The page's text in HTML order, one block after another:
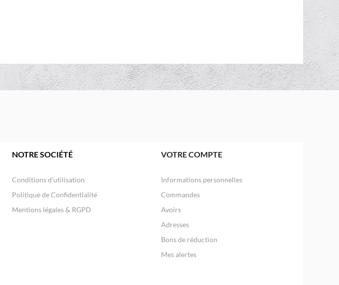
NOTRE SOCIÉTÉ
Conditions d'utilisation
Politique de Confidentialité
Mentions légales & RGPD
VOTRE COMPTE
Informations personnelles
Commandes
Avoirs
Adresses
Bons de réduction
Mes alertes